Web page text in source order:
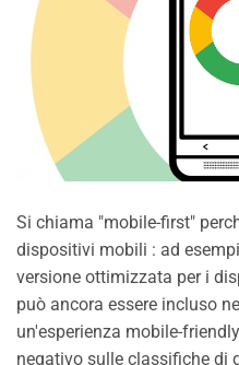
Si chiama "mobile-first"
dispositivi mobili : ad
versione ottimizzata per i
può ancora essere incluso
un'esperienza mobile-
negativo sulle classifiche di